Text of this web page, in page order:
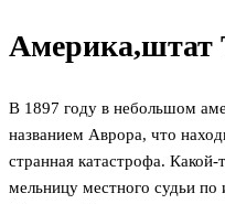
Америка,штат
В 1897 году в небольшом
названием Аврора, что
странная катастрофа.
мельницу местного судьи